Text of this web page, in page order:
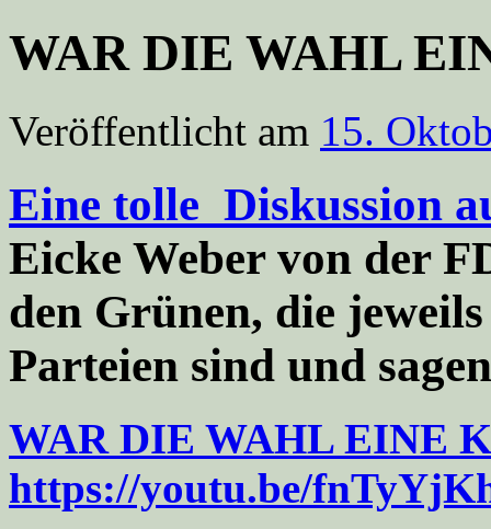
WAR DIE WAHL
Veröffentlicht am 15.
Eine tolle Diskussion
Eicke Weber von der
den Grünen, die
Parteien sind und
WAR DIE WAHL EINE
https://youtu.be/